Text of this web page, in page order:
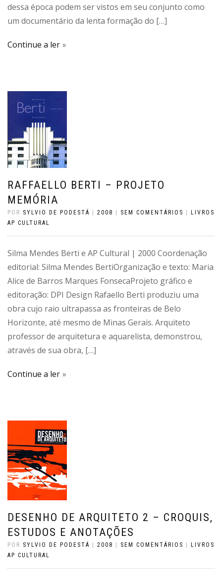
dessa época podem ser vistos em seu conjunto como
um documentário da lenta formação do […]
Continue a ler
RAFFAELLO BERTI – PROJETO
MEMÓRIA
POR SYLVIO DE PODESTÁ | 2008 | SEM COMENTÁRIOS | LIVROS
AP CULTURAL
Silma Mendes Berti e AP Cultural | 2000 Coordenação
editorial: Silma Mendes BertiOrganização e texto: Maria
Alice de Barros Marques FonsecaProjeto gráfico e
editoração: DPI Design Rafaello Berti produziu uma
obra cujo raio ultrapassa as fronteiras de Belo
Horizonte, até mesmo de Minas Gerais. Arquiteto
professor de arquitetura e aquarelista, demonstrou,
através de sua obra, […]
Continue a ler
DESENHO DE ARQUITETO 2 – CROQUIS,
ESTUDOS E ANOTAÇÕES
POR SYLVIO DE PODESTÁ | 2008 | SEM COMENTÁRIOS | LIVROS
AP CULTURAL